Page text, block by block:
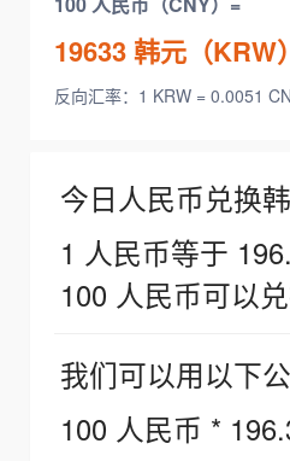
19633韩元（KRW）
反向汇率：1 KRW = 0.0051
今日人民币兑换
1 人民币等于
100 人民币可以
我们可以用以下
100 人民币 *